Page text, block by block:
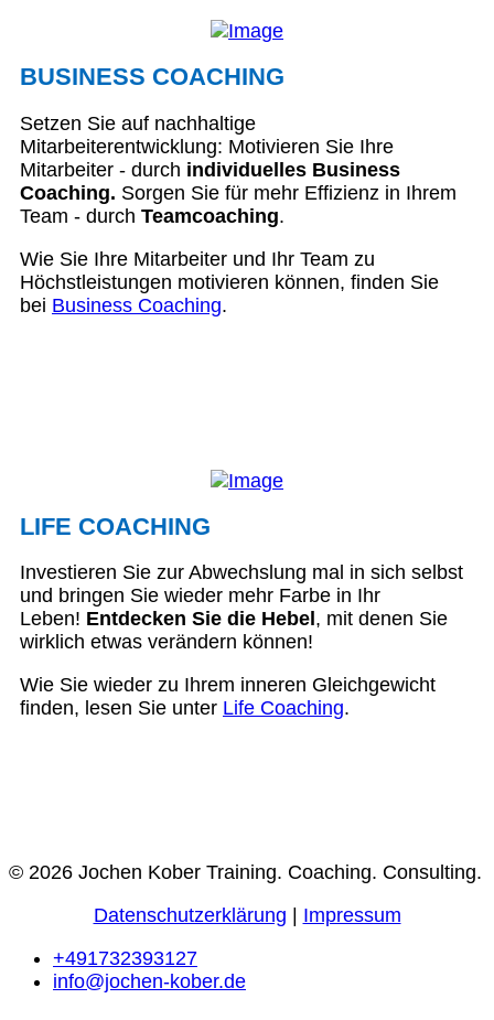
BUSINESS COACHING
Setzen Sie auf nachhaltige
Mitarbeiterentwicklung: Motivieren Sie Ihre
Mitarbeiter - durch individuelles Business
Coaching. Sorgen Sie für mehr Effizienz in Ihrem
Team - durch Teamcoaching.
Wie Sie Ihre Mitarbeiter und Ihr Team zu
Höchstleistungen motivieren können, finden Sie
bei Business Coaching.
LIFE COACHING
Investieren Sie zur Abwechslung mal in sich selbst
und bringen Sie wieder mehr Farbe in Ihr
Leben! Entdecken Sie die Hebel , mit denen Sie
wirklich etwas verändern können!
Wie Sie wieder zu Ihrem inneren Gleichgewicht
finden, lesen Sie unter Life Coaching.
© 2026 Jochen Kober Training. Coaching. Consulting.
Datenschutzerklärung
Impressum
+491732393127
info@jochen-kober.de